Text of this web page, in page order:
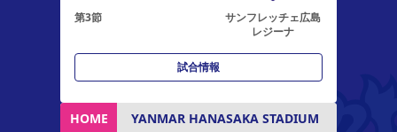
第3節
サンフレッチェ広島
レジーナ
試合情報
HOME YANMAR HANASAKA STADIUM